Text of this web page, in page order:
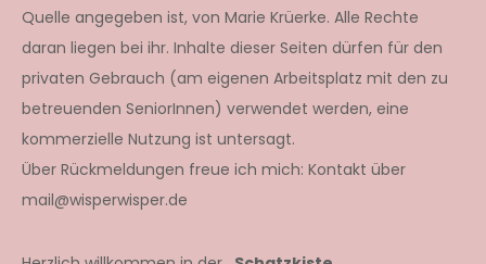
Quelle angegeben ist, von Marie Krüerke. Alle Rechte
daran liegen bei ihr. Inhalte dieser Seiten dürfen für den
privaten Gebrauch (am eigenen Arbeitsplatz mit den zu
betreuenden SeniorInnen) verwendet werden, eine
kommerzielle Nutzung ist untersagt.
Über Rückmeldungen freue ich mich: Kontakt über
mail@wisperwisper.de